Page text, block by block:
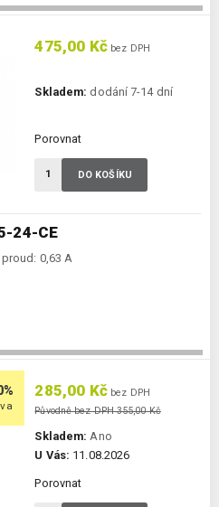
24-CE
proud: 0,63 A
475,00 Kč bez DPH
Skladem: dodání 7-14 dní
Porovnat
DO KOŠÍKU
285,00 Kč bez DPH
Původně bez DPH 355,00 Kč
Skladem: Ano
U Vás: 11.08.2026
Porovnat